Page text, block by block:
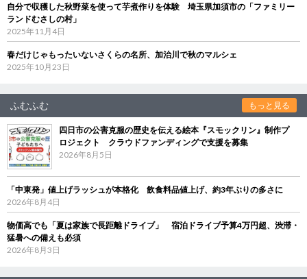
自分で収穫した秋野菜を使って芋煮作りを体験 埼玉県加須市の「ファミリー
ランドむさしの村」
2025年11月4日
春だけじゃもったいないさくらの名所、加治川で秋のマルシェ
2025年10月23日
ふむふむ もっと見る
四日市の公害克服の歴史を伝える絵本『スモックリン』制作プ
ロジェクト クラウドファンディングで支援を募集
2026年8月5日
「中東発」値上げラッシュが本格化 飲食料品値上げ、約3年ぶりの多さに
2026年8月4日
物価高でも「夏は家族で長距離ドライブ」 宿泊ドライブ予算4万円超、渋滞・
猛暑への備えも必須
2026年8月3日